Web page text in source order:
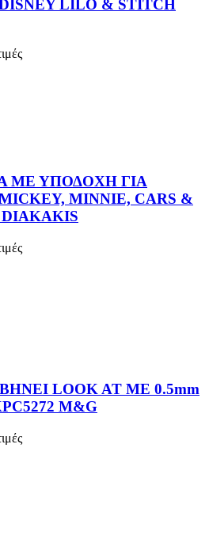
LILO & STITCH
ΜΕ ΥΠΟΔΟΧΗ ΓΙΑ
MINNIE, CARS &
DIAKAKIS
LOOK AT ME 0.5mm
M&G